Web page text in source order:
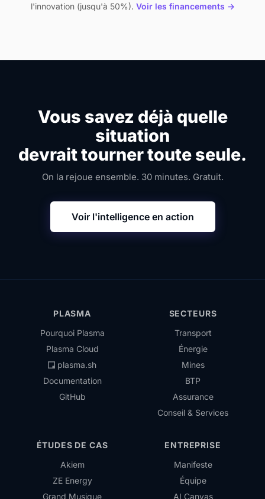
l'innovation (jusqu'à 50%). Voir les financements →
Vous savez déjà quelle
situation
devrait tourner toute seule.
On la rejoue ensemble. 30 minutes. Gratuit.
Voir l'intelligence en action
PLASMA
Pourquoi Plasma
Plasma Cloud
plasma.sh
Documentation
GitHub
SECTEURS
Transport
Énergie
Mines
BTP
Assurance
Conseil & Services
ÉTUDES DE CAS
Akiem
ZE Energy
Grand Musique
ENTREPRISE
Manifeste
Équipe
AI Canvas